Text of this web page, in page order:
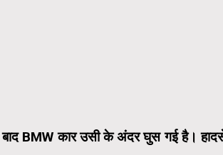
BMW कार उसी के अंदर घुस गई है।